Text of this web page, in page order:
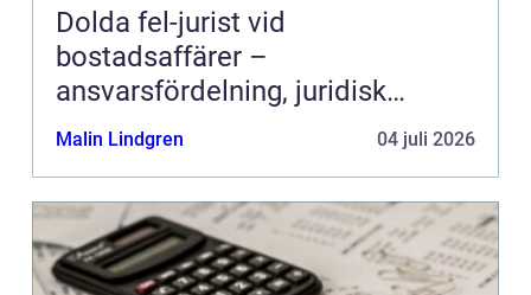
Dolda fel-jurist vid
bostadsaffärer –
ansvarsfördelning, juridisk
prövning och hantering av
fastighetstvister
Malin Lindgren 04 juli 2026